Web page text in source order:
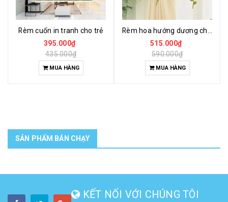
Rèm cuốn in tranh cho trẻ
395.000₫
435.000₫
MUA HÀNG
515.000₫
590.000₫
MUA HÀNG
SẢN PHẨM BÁN CHẠY
KẾT NỐI VỚI CHÚNG TÔI